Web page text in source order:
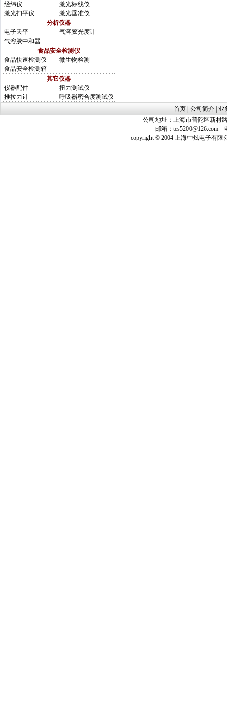
经纬仪
激光标线仪
激光扫平仪
激光垂准仪
分析仪器
电子天平
气溶胶光度计
气溶胶中和器
食品安全检测仪
食品快速检测仪
微生物检测
食品安全检测箱
其它仪器
仪器配件
扭力测试仪
推拉力计
呼吸器密合度测试仪
首页 公司简介 业
公司地址：上海市普陀区新村
邮箱： tes5200@126.com电
copyright © 2004 上海中炫电子有